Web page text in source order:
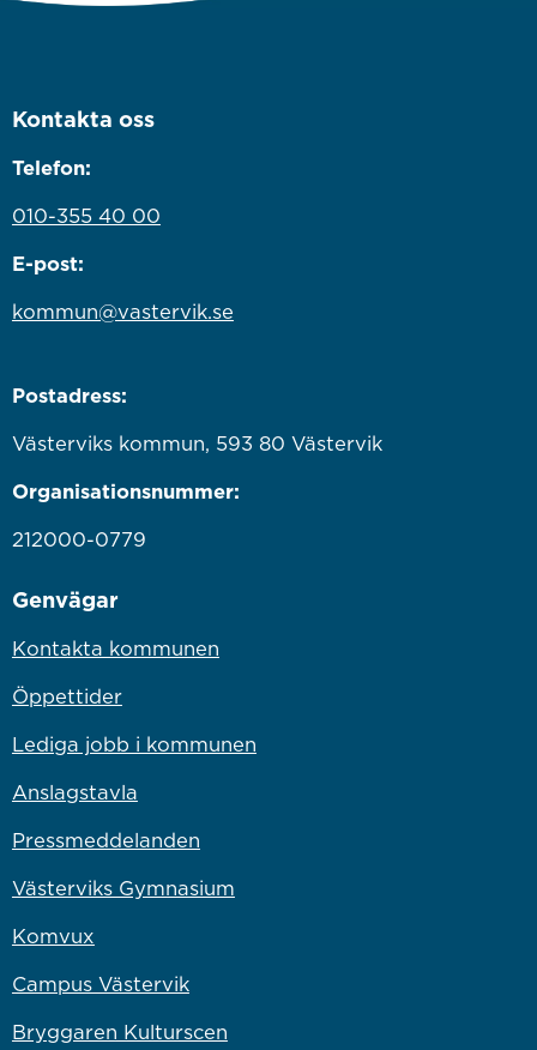
Kontakta oss
Telefon:
010-355 40 00
E-post:
kommun@vastervik.se
Postadress:
Västerviks kommun, 593 80 Västervik
Organisationsnummer:
212000-0779
Genvägar
Kontakta kommunen
Öppettider
Lediga jobb i kommunen
Anslagstavla
Pressmeddelanden
Västerviks Gymnasium
Komvux
Campus Västervik
Bryggaren Kulturscen